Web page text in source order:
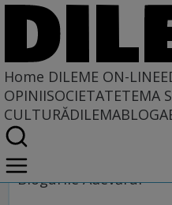
Home DILEME ON-LINE
OPINIISOCIETATETEMA
CULTURĂDILEMABLOG
Home
Dileme on-line
Blogurile Adevărul